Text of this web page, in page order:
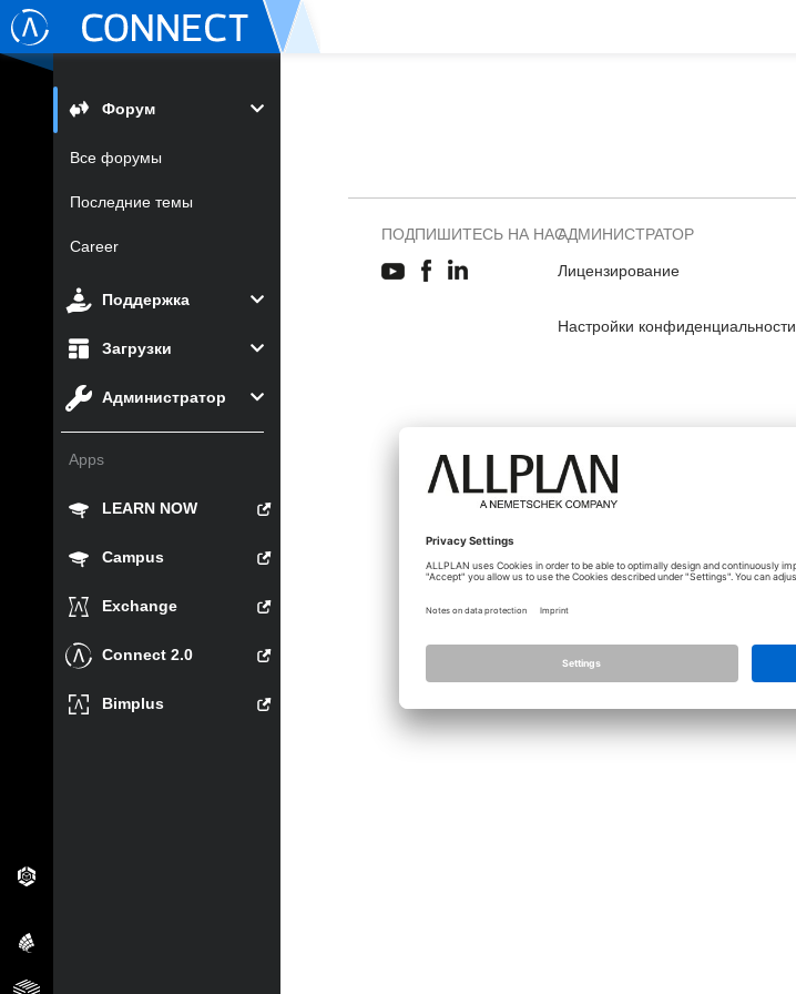
Форум
Все форумы
Последние темы
Career
Поддержка
Загрузки
Администратор
Apps
LEARN NOW
Campus
Exchange
Connect 2.0
Bimplus
ПОДПИШИТЕСЬ НА НАСАДМИНИСТРАТОР
Лицензирование
Настройки конфиденциальности